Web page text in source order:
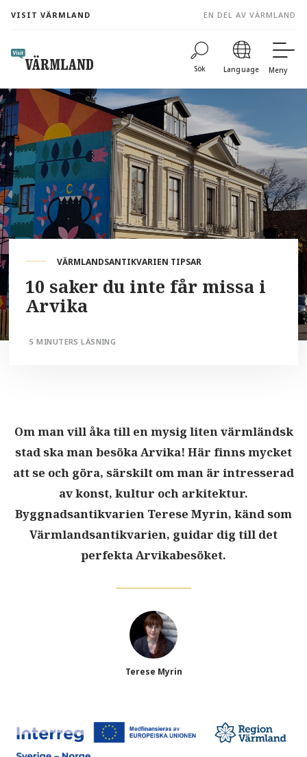
content
VISIT VÄRMLAND EN DEL AV VÄRMLAND
Sök Language Meny
VÄRMLANDSANTIKVARIEN TIPSAR
10 saker du inte får missa i
Arvika
5 MINUTERS LÄSNING
Om man vill åka till en mysig liten värmländsk
stad ska man besöka Arvika! Här finns mycket
att se och göra, särskilt om man är intresserad
av konst, kultur och arkitektur.
Byggnadsantikvarien Terese Myrin, känd som
Värmlandsantikvarien, guidar dig till det
perfekta Arvikabesöket.
Terese Myrin